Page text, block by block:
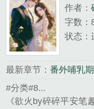
作者：
字数：
状态：
最新章节： 番外哺乳
#分类#8...
《欲火by碎碎平安笔